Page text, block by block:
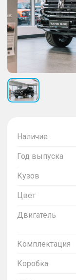
Наличие
Год выпуска
Кузов
Цвет
Двигатель
Комплектация
Коробка